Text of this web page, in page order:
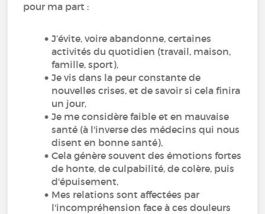
pour ma part :
J’évite, voire abandonne, certaines
activités du quotidien (travail, maison,
famille, sport),
Je vis dans la peur constante de
nouvelles crises, et de savoir si cela finira
un jour,
Je me considère faible et en mauvaise
santé (à l'inverse des médecins qui nous
disent en bonne santé),
Cela génère souvent des émotions fortes
de honte, de culpabilité, de colère, puis
d'épuisement,
Mes relations sont affectées par
l'incompréhension face à ces douleurs